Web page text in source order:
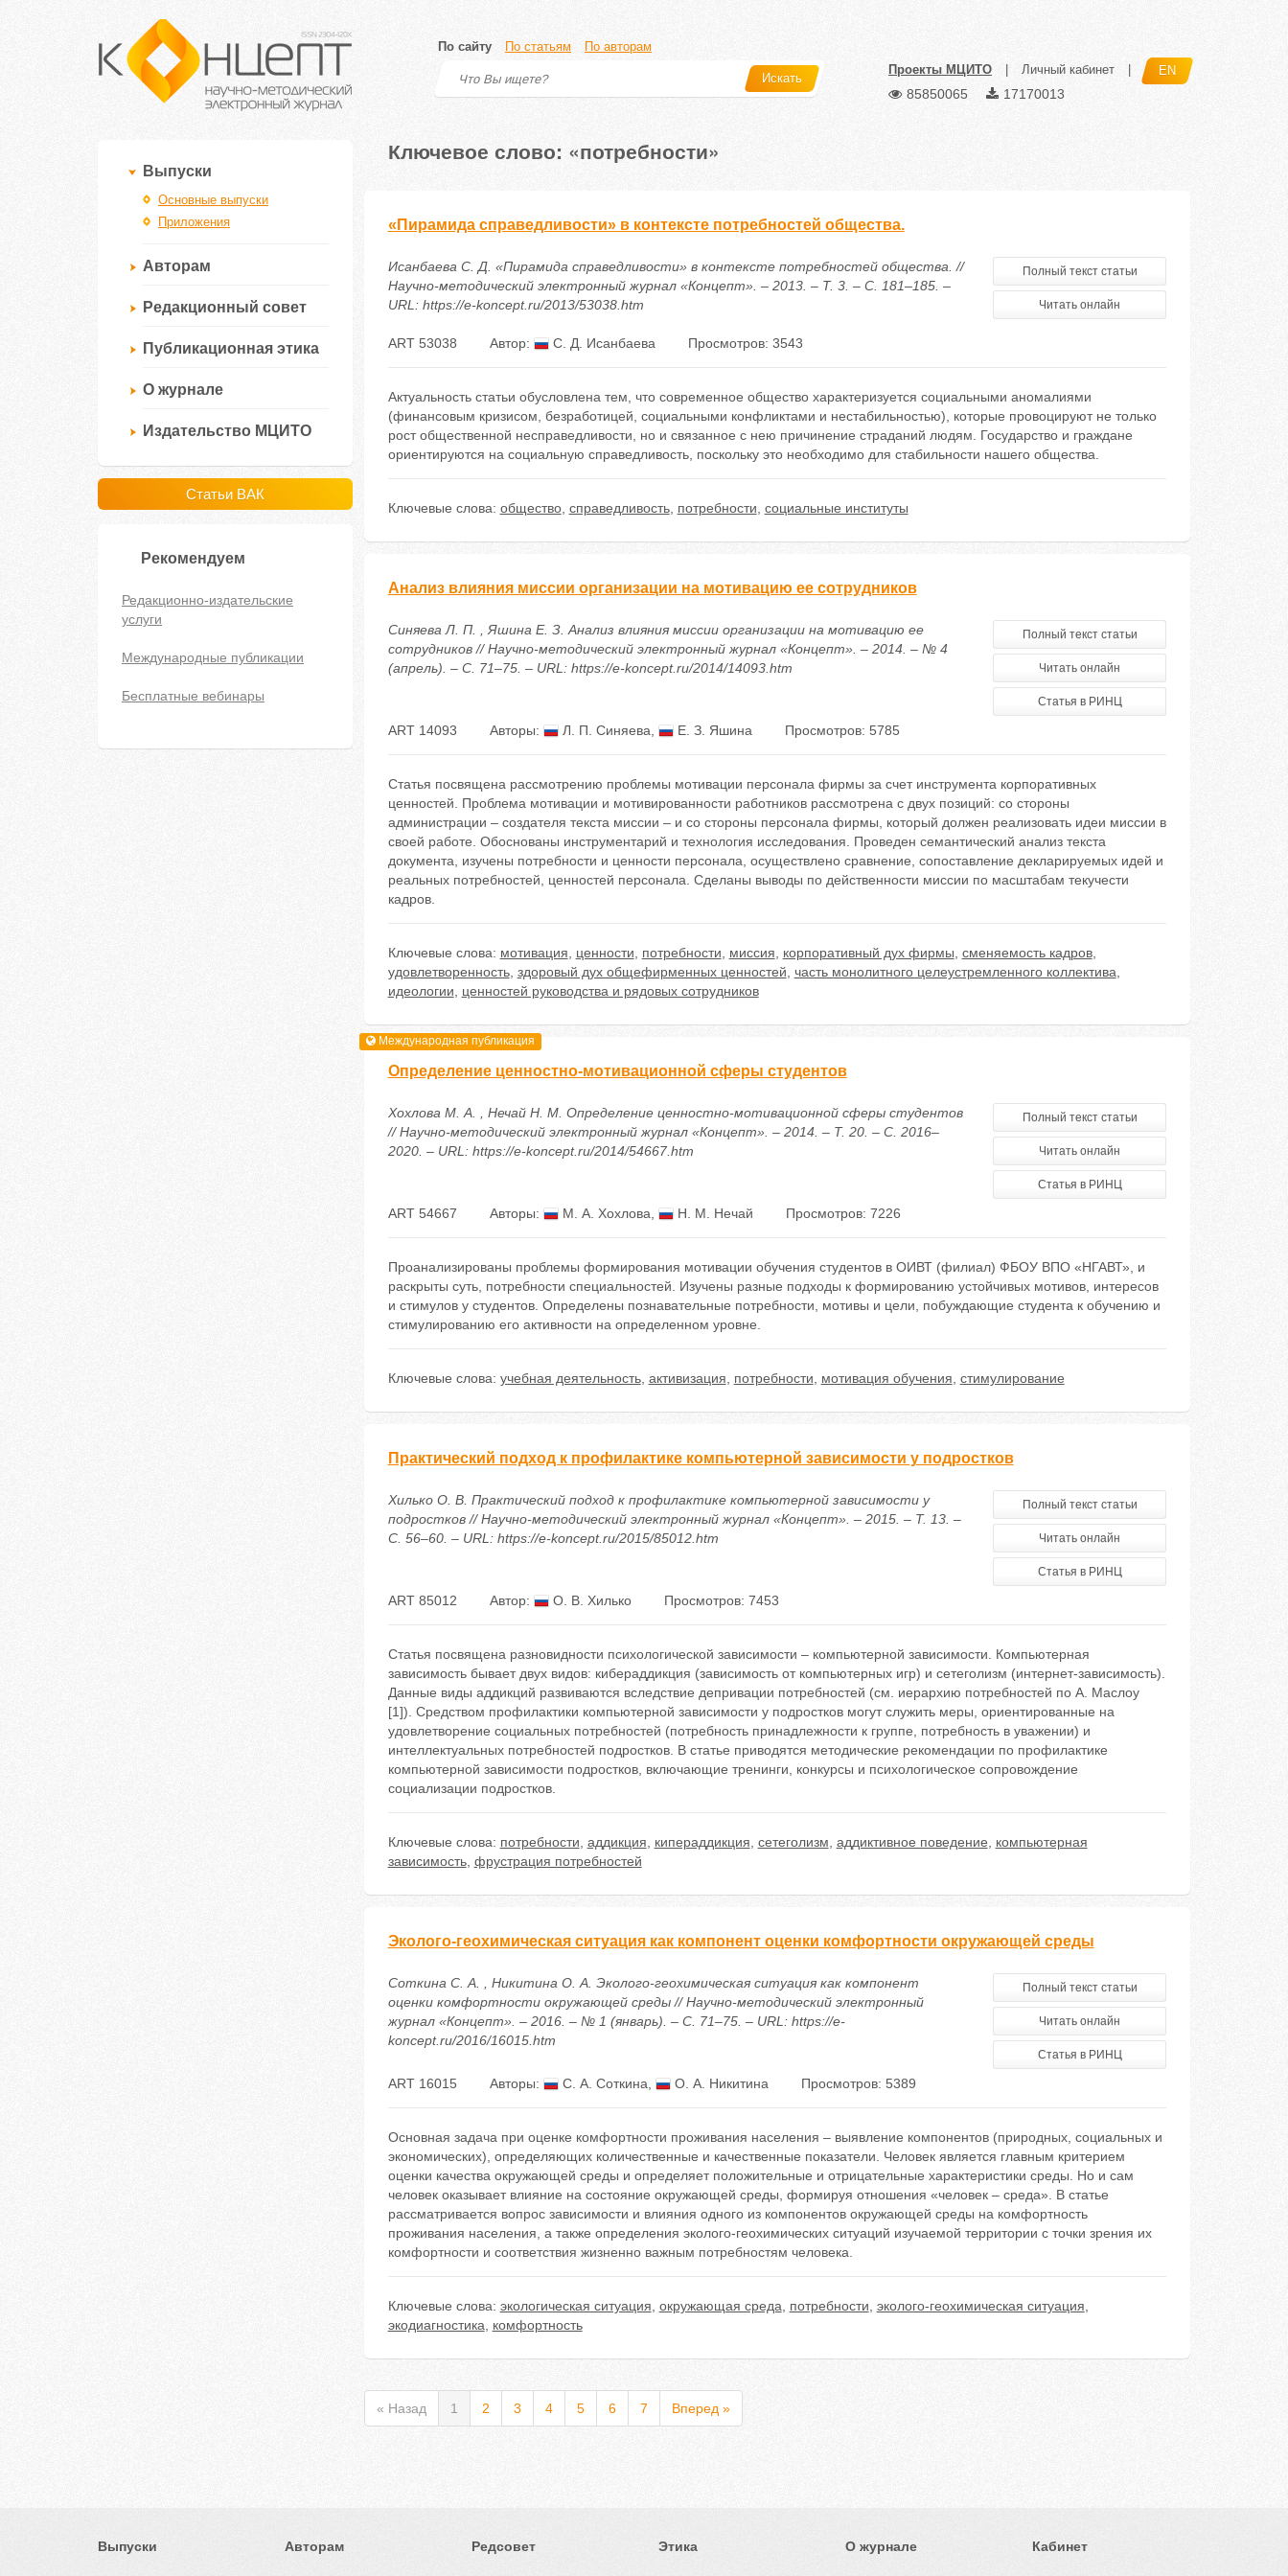
По сайту По статьям По авторам
Искать
Проекты МЦИТО Личный кабинет EN
85850065 17170013
Выпуски
Основные выпуски
Приложения
Авторам
Редакционный совет
Публикационная этика
О журнале
Издательство МЦИТО
Статьи ВАК
Рекомендуем
Редакционно-издательские
услуги
Международные публикации
Бесплатные вебинары
Ключевое слово: «потребности»
«Пирамида справедливости» в контексте потребностей общества.
Исанбаева С. Д. «Пирамида справедливости» в контексте потребностей общества. //
Научно-методический электронный журнал «Концепт». – 2013. – Т. 3. – С. 181–185. –
URL: https://e-koncept.ru/2013/53038.htm
Полный текст статьи
Читать онлайн
ART 53038 Автор: С. Д. Исанбаева Просмотров: 3543
Актуальность статьи обусловлена тем, что современное общество характеризуется социальными аномалиями
(финансовым кризисом, безработицей, социальными конфликтами и нестабильностью), которые провоцируют не только
рост общественной несправедливости, но и связанное с нею причинение страданий людям. Государство и граждане
ориентируются на социальную справедливость, поскольку это необходимо для стабильности нашего общества.
Ключевые слова: общество, справедливость, потребности социальные институты
Анализ влияния миссии организации на мотивацию ее сотрудников
Синяева Л. П. , Яшина Е. З. Анализ влияния миссии организации на мотивацию ее
сотрудников // Научно-методический электронный журнал «Концепт». – 2014. – № 4
(апрель). – С. 71–75. – URL: https://e-koncept.ru/2014/14093.htm
Полный текст статьи
Читать онлайн
Статья в РИНЦ
ART 14093 Авторы: Л. П. Синяева Е. З. Яшина Просмотров: 5785
Статья посвящена рассмотрению проблемы мотивации персонала фирмы за счет инструмента корпоративных
ценностей. Проблема мотивации и мотивированности работников рассмотрена с двух позиций: со стороны
администрации – создателя текста миссии – и со стороны персонала фирмы, который должен реализовать идеи миссии в
своей работе. Обоснованы инструментарий и технология исследования. Проведен семантический анализ текста
документа, изучены потребности и ценности персонала, осуществлено сравнение, сопоставление декларируемых идей и
реальных потребностей, ценностей персонала. Сделаны выводы по действенности миссии по масштабам текучести
кадров.
Ключевые слова: мотивация ценности потребности миссия корпоративный дух фирмы сменяемость кадров,
удовлетворенность, здоровый дух общефирменных ценностей часть монолитного целеустремленного коллектива
идеологии
ценностей руководства и рядовых сотрудников
Международная публикация
Определение ценностно-мотивационной сферы студентов
Хохлова М. А. , Нечай Н. М. Определение ценностно-мотивационной сферы студентов
// Научно-методический электронный журнал «Концепт». – 2014. – Т. 20. – С. 2016–
2020. – URL: https://e-koncept.ru/2014/54667.htm
Полный текст статьи
Читать онлайн
Статья в РИНЦ
ART 54667 Авторы: М. А. Хохлова Н. М. Нечай Просмотров: 7226
Проанализированы проблемы формирования мотивации обучения студентов в ОИВТ (филиал) ФБОУ ВПО «НГАВТ», и
раскрыты суть, потребности специальностей. Изучены разные подходы к формированию устойчивых мотивов, интересов
и стимулов у студентов. Определены познавательные потребности, мотивы и цели, побуждающие студента к обучению и
стимулированию его активности на определенном уровне.
Ключевые слова: учебная деятельность, активизация потребности мотивация обучения стимулирование
Практический подход к профилактике компьютерной зависимости у подростков
Хилько О. В. Практический подход к профилактике компьютерной зависимости у
подростков // Научно-методический электронный журнал «Концепт». – 2015. – Т. 13. –
С. 56–60. – URL: https://e-koncept.ru/2015/85012.htm
Полный текст статьи
Читать онлайн
Статья в РИНЦ
ART 85012 Автор: О. В. Хилько Просмотров: 7453
Статья посвящена разновидности психологической зависимости – компьютерной зависимости. Компьютерная
зависимость бывает двух видов: кибераддикция (зависимость от компьютерных игр) и сетеголизм (интернет-зависимость).
Данные виды аддикций развиваются вследствие депривации потребностей (см. иерархию потребностей по А. Маслоу
[1]). Средством профилактики компьютерной зависимости у подростков могут служить меры, ориентированные на
удовлетворение социальных потребностей (потребность принадлежности к группе, потребность в уважении) и
интеллектуальных потребностей подростков. В статье приводятся методические рекомендации по профилактике
компьютерной зависимости подростков, включающие тренинги, конкурсы и психологическое сопровождение
социализации подростков.
Ключевые слова: потребности аддикция кипераддикция сетеголизм аддиктивное поведение
компьютерная
зависимость, фрустрация потребностей
Эколого-геохимическая ситуация как компонент оценки комфортности окружающей среды
Соткина С. А. , Никитина О. А. Эколого-геохимическая ситуация как компонент
оценки комфортности окружающей среды // Научно-методический электронный
журнал «Концепт». – 2016. – № 1 (январь). – С. 71–75. – URL: https://e-
koncept.ru/2016/16015.htm
Полный текст статьи
Читать онлайн
Статья в РИНЦ
ART 16015 Авторы: С. А. Соткина О. А. Никитина Просмотров: 5389
Основная задача при оценке комфортности проживания населения – выявление компонентов (природных, социальных и
экономических), определяющих количественные и качественные показатели. Человек является главным критерием
оценки качества окружающей среды и определяет положительные и отрицательные характеристики среды. Но и сам
человек оказывает влияние на состояние окружающей среды, формируя отношения «человек – среда». В статье
рассматривается вопрос зависимости и влияния одного из компонентов окружающей среды на комфортность
проживания населения, а также определения эколого-геохимических ситуаций изучаемой территории с точки зрения их
комфортности и соответствия жизненно важным потребностям человека.
Ключевые слова: экологическая ситуация окружающая среда потребности эколого-геохимическая ситуация
экодиагностика
комфортность
« Назад 1 2 3 4 5 6 7 Вперед »
Выпуски Авторам Редсовет Этика О журнале Кабинет